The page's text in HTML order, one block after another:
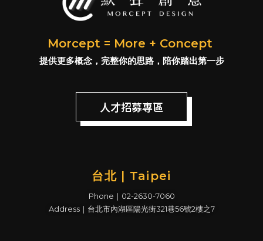
Morcept = More + Concept
提供更多概念，完整你的思路，陪你踏出第一步
人才招募專區
台北 | Taipei
Phone｜02-2630-7060
Address｜台北市內湖區陽光街321巷56號2樓之7